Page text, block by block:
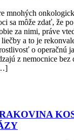
mnohých
sa môže zdať, že
za nimi, práve
a to je
o operačnú
z nemocnice